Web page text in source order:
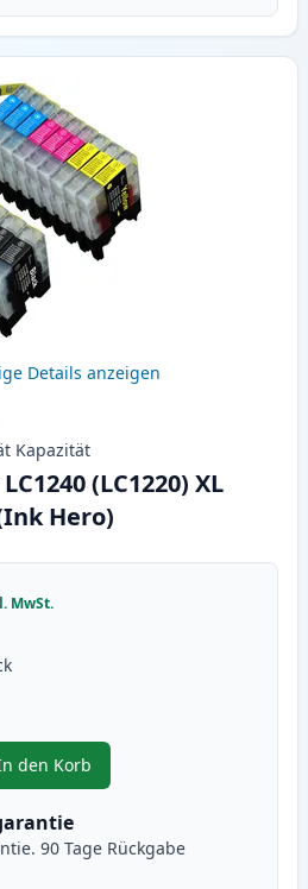
Details anzeigen
Kapazität
(LC1220) XL
Hero)
MwSt.
um anzupassen
den Korb
, 12 stück Brother LC1240
90 Tage Rückgabe